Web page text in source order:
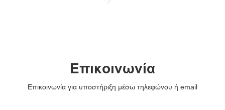
Επικοινωνία
Επικοινωνία για υποστήριξη μέσω τηλεφώνου ή email